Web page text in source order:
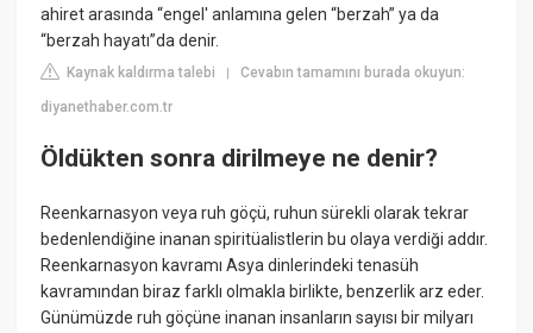
ahiret arasında “engel' anlamına gelen “berzah” ya da
“berzah hayatı”da denir.
Kaynak kaldırma talebi |Cevabın tamamını burada okuyun:
diyanethaber.com.tr
Öldükten sonra dirilmeye ne denir?
Reenkarnasyon veya ruh göçü, ruhun sürekli olarak tekrar
bedenlendiğine inanan spiritüalistlerin bu olaya verdiği addır.
Reenkarnasyon kavramı Asya dinlerindeki tenasüh
kavramından biraz farklı olmakla birlikte, benzerlik arz eder.
Günümüzde ruh göçüne inanan insanların sayısı bir milyarı